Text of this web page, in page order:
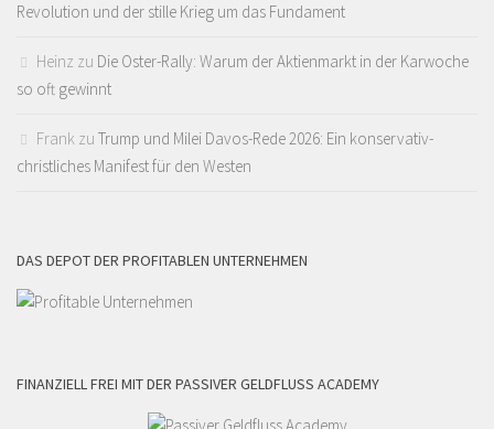
Revolution und der stille Krieg um das Fundament
Heinz zu Die Oster-Rally: Warum der Aktienmarkt in der Karwoche
so oft gewinnt
Frank zu Trump und Milei Davos-Rede 2026: Ein konservativ-
christliches Manifest für den Westen
DAS DEPOT DER PROFITABLEN UNTERNEHMEN
FINANZIELL FREI MIT DER PASSIVER GELDFLUSS ACADEMY